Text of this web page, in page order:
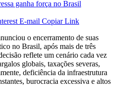
E-mail Copiar Link
o encerramento de suas
no Brasil, após mais de três
reflete um cenário cada vez
globais, taxações severas,
deficiência da infraestrutura
burocracia excessiva e altos